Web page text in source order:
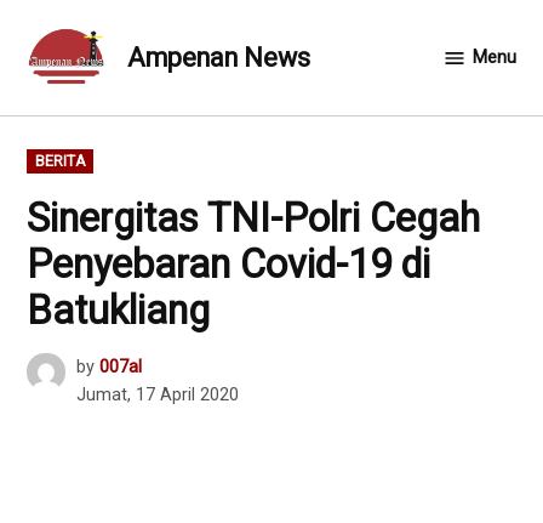
content
Ampenan News Menu
POSTED
IN
BERITA
Sinergitas TNI-Polri Cegah
Penyebaran Covid-19 di
Batukliang
by 007al
Jumat, 17 April 2020